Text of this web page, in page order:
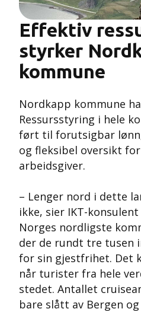
Effektiv
styrker
kommune
Nordkapp kommune
Ressursstyring i hele
ført til forutsigbar
og fleksibel oversikt
arbeidsgiver.
– Lenger nord i dette
ikke, sier IKT-
Norges nordligste
der de rundt tre tusen
for sin gjestfrihet. Det
når turister fra hele
stedet. Antallet
bare slått av Bergen